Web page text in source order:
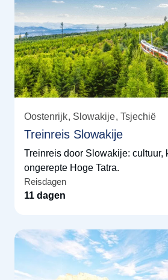
Oostenrijk Slowakije Tsjechië
Treinreis Slowakije
Treinreis door Slowakije: cultuur,
ongerepte Hoge Tatra.
Reisdagen
11 dagen